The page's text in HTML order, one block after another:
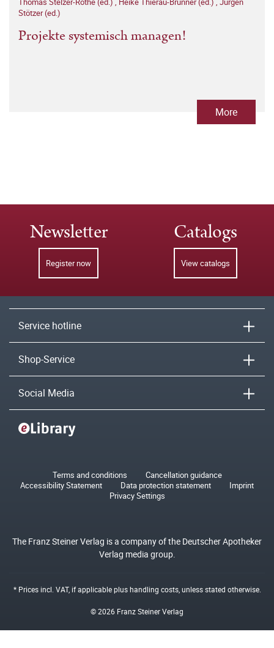
Stötzer (ed.)
Projekte systemisch managen!
More
Newsletter
Register now
Catalogs
View catalogs
Service hotline
Shop-Service
Social Media
Terms and conditions
Cancellation guidance
Accessibility Statement
Data protection statement
Imprint
Privacy Settings
The Franz Steiner Verlag is a company of the Deutscher Apotheker
Verlag media group.
* Prices incl. VAT, if applicable plushandling costs, unless stated otherwise.
© 2026 Franz Steiner Verlag